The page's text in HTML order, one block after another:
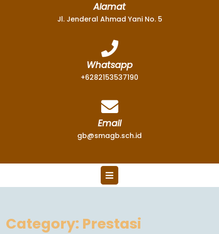
Alamat
Jl. Jenderal Ahmad Yani No. 5
Whatsapp
+6282153537190
Email
gb@smagb.sch.id
Category: Prestasi